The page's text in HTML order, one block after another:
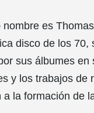
nombre es
disco de los
sus álbumes en
y los trabajos de
a la formación de